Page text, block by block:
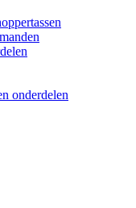
onderdelen